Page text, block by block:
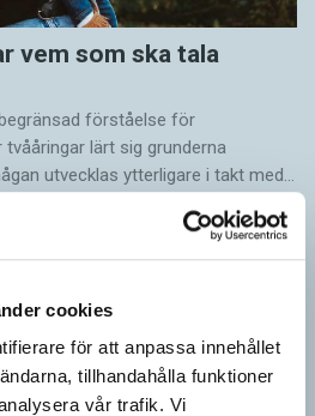
cookies
för att anpassa innehållet
tillhandahålla funktioner
vår trafik. Vi
vem som ska tala
förståelse för
lärt sig grunderna
utvecklas ytterligare i takt med…